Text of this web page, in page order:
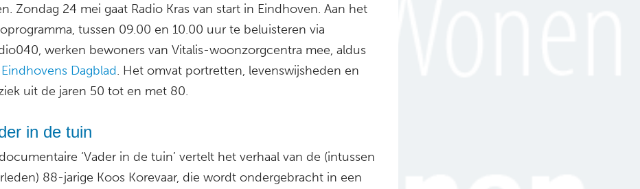
Zondag 24 mei gaat Radio Kras van start in Eindhoven. Aan het
tussen 09.00 en 10.00 uur te beluisteren via
werken bewoners van Vitalis-woonzorgcentra mee, aldus
Eindhovens Dagblad. Het omvat portretten, levenswijsheden en
uit de jaren 50 tot en met 80.
in de tuin
‘Vader in de tuin’ vertelt het verhaal van de (intussen
88-jarige Koos Korevaar, die wordt ondergebracht in een